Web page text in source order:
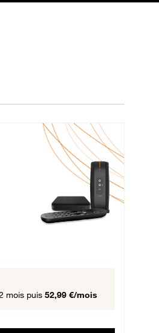
Fibre
mois puis 57,99 € par mois,
mois puis 52,99 €/mois